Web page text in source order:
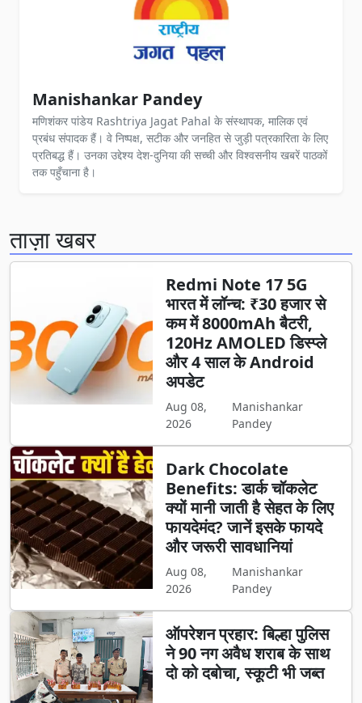
Manishankar Pandey
मणिशंकर पांडेय Rashtriya Jagat Pahal के संस्थापक, मालिक एवं
प्रबंध संपादक हैं। वे निष्पक्ष, सटीक और जनहित से जुड़ी पत्रकारिता के लिए
प्रतिबद्ध हैं। उनका उद्देश्य देश-दुनिया की सच्ची और विश्वसनीय खबरें पाठकों
तक पहुँचाना है।
ताज़ा खबर
Redmi Note 17 5G
भारत में लॉन्च: ₹30 हजार से
कम में 8000mAh बैटरी,
120Hz AMOLED डिस्प्ले
और 4 साल के Android
अपडेट
Aug 08,
2026
Manishankar
Pandey
Dark Chocolate
Benefits: डार्क चॉकलेट
क्यों मानी जाती है सेहत के लिए
फायदेमंद? जानें इसके फायदे
और जरूरी सावधानियां
Aug 08,
2026
Manishankar
Pandey
ऑपरेशन प्रहार: बिल्हा पुलिस
ने 90 नग अवैध शराब के साथ
दो को दबोचा, स्कूटी भी जब्त